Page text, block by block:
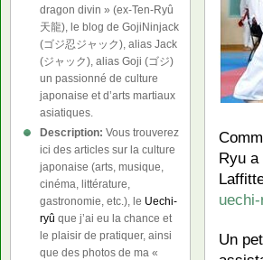
Ryu a
Un
dragon divin » (ex-Ten-Ryû
天龍), le blog de GojiNinjack
(ゴジ忍ジャック), alias Jack
(ジャック), alias Goji (ゴジ)
un passionné de culture
japonaise et d’arts martiaux
asiatiques.
Description: Vous trouverez
ici des articles sur la culture
japonaise (arts, musique,
cinéma, littérature,
gastronomie, etc.), le Uechi-
ryû que j’ai eu la chance et
le plaisir de pratiquer, ainsi
que des photos de ma «